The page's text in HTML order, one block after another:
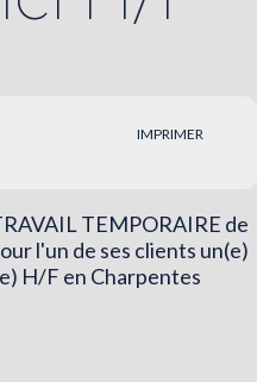
IMPRIMER
TEMPORAIRE de
l'un de ses clients un(e)
H/F en Charpentes